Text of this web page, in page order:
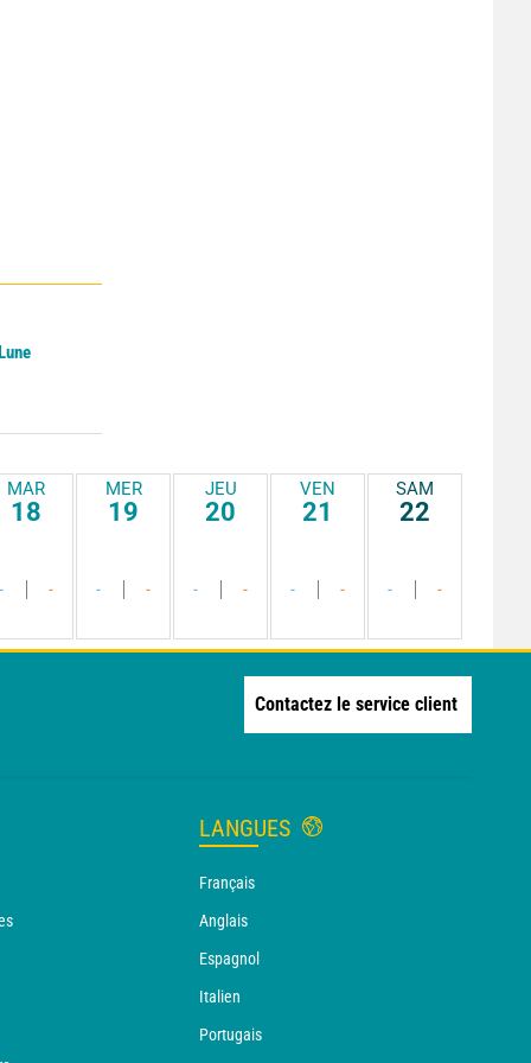
MAR
18
-
MER
19
- -
JEU
20
- -
VEN
21
- -
SAM
22
- -
Contactez le service client
LANGUES
Français
Anglais
Espagnol
Italien
Portugais